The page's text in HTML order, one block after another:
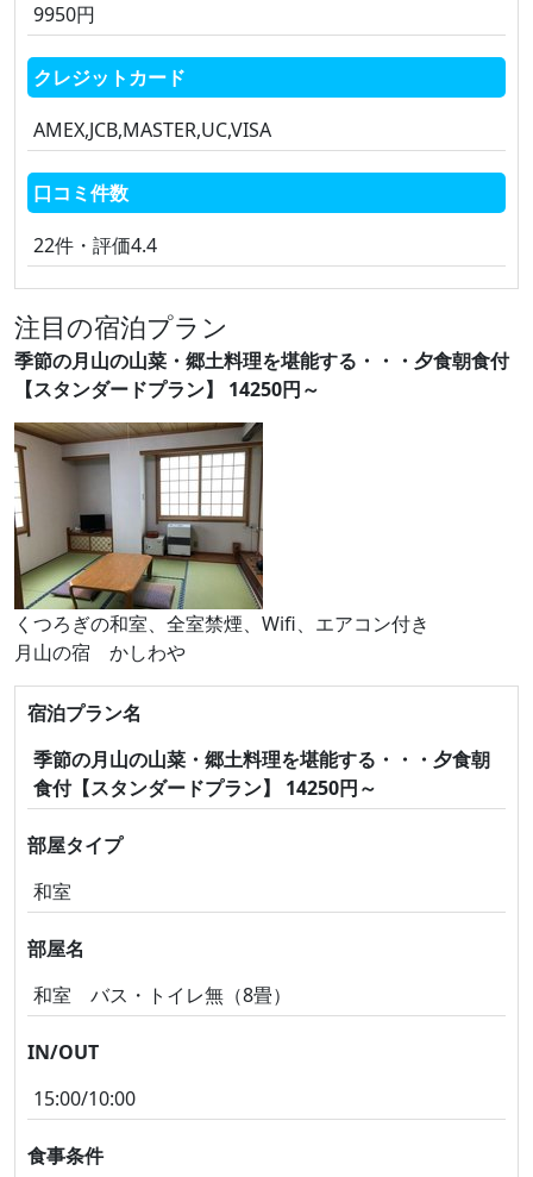
9950円
クレジットカード
AMEX,JCB,MASTER,UC,VISA
口コミ件数
22件・評価4.4
注目の宿泊プラン
季節の月山の山菜・郷土料理を堪能する・・・夕食朝食付
【スタンダードプラン】 14250円～
くつろぎの和室、全室禁煙、Wifi、エアコン付き
月山の宿 かしわや
宿泊プラン名
季節の月山の山菜・郷土料理を堪能する・・・夕食朝
食付【スタンダードプラン】 14250円～
部屋タイプ
和室
部屋名
和室 バス・トイレ無（8畳）
IN/OUT
15:00/10:00
食事条件